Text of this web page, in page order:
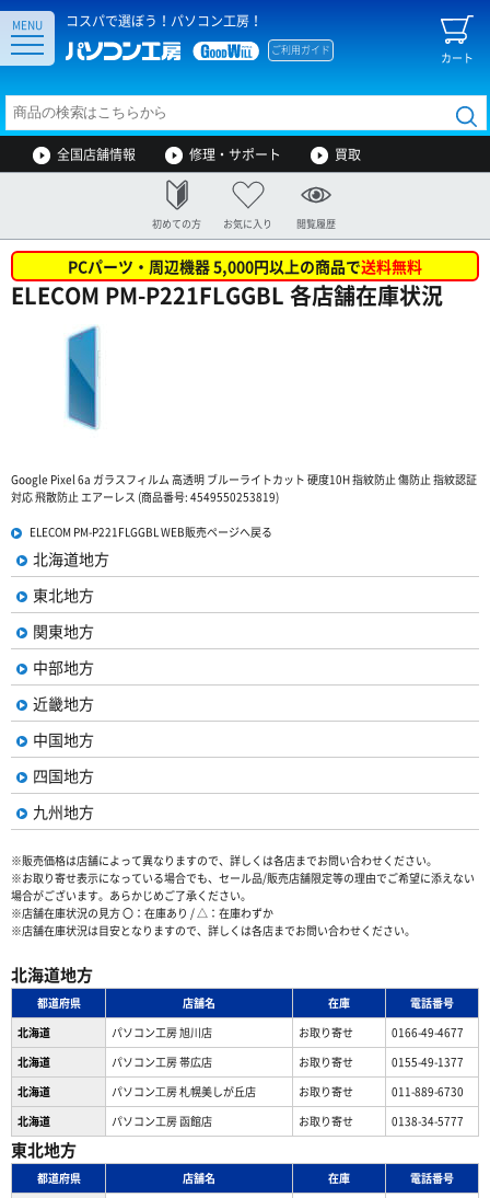
コスパで選ぼう！パソコン工房！
カート
ご利用ガイド
MENU
全国店舗情報 修理・サポート 買取
初めての方 お気に入り 閲覧履歴
PCパーツ・周辺機器 5,000円以上の商品で送料無料
ELECOM PM-P221FLGGBL 各店舗在庫状況
Google Pixel 6a ガラスフィルム 高透明 ブルーライトカット 硬度10H 指紋防止 傷防止 指紋認証
対応 飛散防止 エアーレス (商品番号: 4549550253819)
ELECOM PM-P221FLGGBL WEB販売ページへ戻る
北海道地方
東北地方
関東地方
中部地方
近畿地方
中国地方
四国地方
九州地方
※販売価格は店舗によって異なりますので、詳しくは各店までお問い合わせください。
※お取り寄せ表示になっている場合でも、セール品/販売店舗限定等の理由でご希望に添えない
場合がございます。あらかじめご了承ください。
※店舗在庫状況の見方 〇：在庫あり / △：在庫わずか
※店舗在庫状況は目安となりますので、詳しくは各店までお問い合わせください。
北海道地方
都道府県 店舗名 在庫
電話番号
北海道
パソコン工房 旭川店 お取り寄せ
0166-49-4677
北海道
パソコン工房 帯広店 お取り寄せ
0155-49-1377
北海道
パソコン⼯房 札幌美しが丘店 お取り寄せ
011-889-6730
北海道
パソコン工房 函館店 お取り寄せ 0138-34-5777
東北地方
都道府県 店舗名 在庫
電話番号